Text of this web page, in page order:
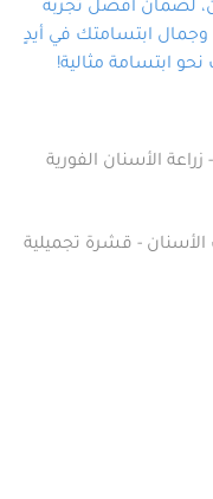
لضمان أفضل تجربة
ابتسامتك في أيدٍ
نحو ابتسامة مثالية!
الأسنان الفورية
- قشرة تجميلية